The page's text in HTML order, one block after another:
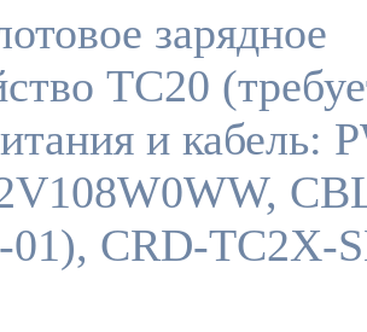
зарядное
TC20
и кабель:
01), CRD-TC2X-